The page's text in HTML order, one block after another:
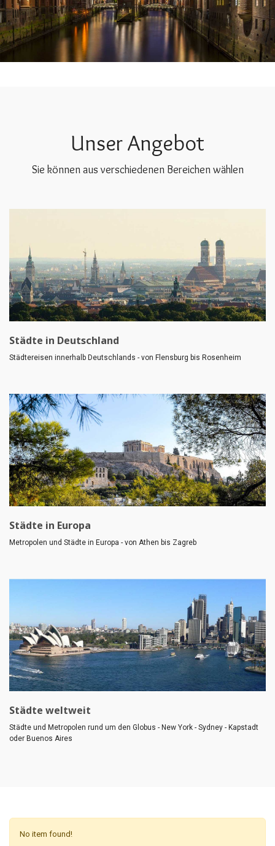
Unser Angebot
Sie können aus verschiedenen Bereichen wählen
Städte in Deutschland
Städtereisen innerhalb Deutschlands - von Flensburg bis Rosenheim
Städte in Europa
Metropolen und Städte in Europa - von Athen bis Zagreb
Städte weltweit
Städte und Metropolen rund um den Globus - New York - Sydney - Kapstadt
oder Buenos Aires
No item found!